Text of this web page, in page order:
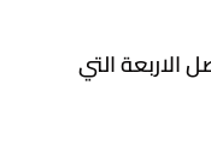
الاربعة التي